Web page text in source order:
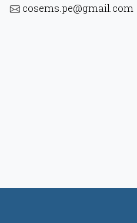
cosems.pe@gmail.com